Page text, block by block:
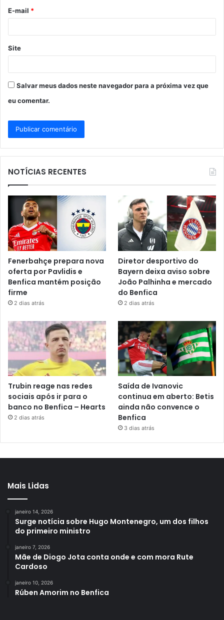
*
E-mail *
Site
Salvar meus dados neste navegador para a próxima vez que
eu comentar.
NOTÍCIAS RECENTES
Fenerbahçe prepara nova
oferta por Pavlidis e
Benfica mantém posição
firme
2 dias atrás
Diretor desportivo do
Bayern deixa aviso sobre
João Palhinha e mercado
do Benfica
2 dias atrás
Trubin reage nas redes
sociais após ir para o
banco no Benfica – Hearts
2 dias atrás
Saída de Ivanovic
continua em aberto: Betis
ainda não convence o
Benfica
3 dias atrás
Mais Lidas
janeiro 14, 2026
Surge notícia sobre Hugo Montenegro, um dos filhos
do primeiro ministro
janeiro 7, 2026
Mãe de Diogo Jota conta onde e com mora Rute
Cardoso
janeiro 10, 2026
Rúben Amorim no Benfica